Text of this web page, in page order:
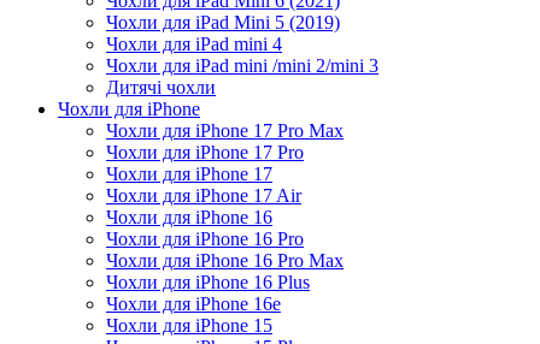
Чохли для iPad Mini 5 (2019)
Чохли для iPad mini 4
Чохли для iPad mini /mini 2/mini 3
Дитячі чохли
Чохли для iPhone
Чохли для iPhone 17 Pro Max
Чохли для iPhone 17 Pro
Чохли для iPhone 17
Чохли для iPhone 17 Air
Чохли для iPhone 16
Чохли для iPhone 16 Pro
Чохли для iPhone 16 Pro Max
Чохли для iPhone 16 Plus
Чохли для iPhone 16e
Чохли для iPhone 15